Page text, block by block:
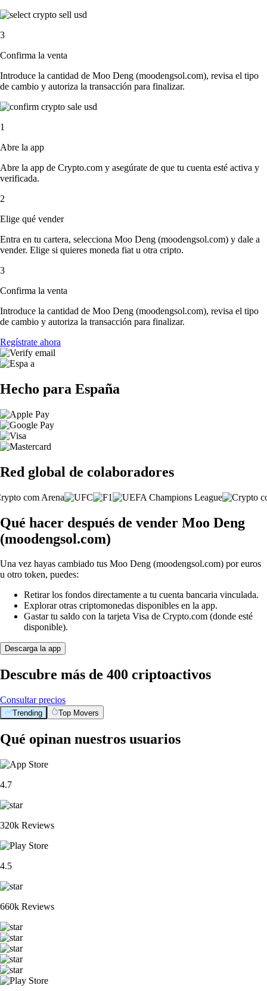
3
Confirma la venta
Introduce la cantidad de Moo Deng (moodengsol.com), revisa el tipo
de cambio y autoriza la transacción para finalizar.
1
Abre la app
Abre la app de Crypto.com y asegúrate de que tu cuenta esté activa y
verificada.
2
Elige qué vender
Entra en tu cartera, selecciona Moo Deng (moodengsol.com) y dale a
vender. Elige si quieres moneda fiat u otra cripto.
3
Confirma la venta
Introduce la cantidad de Moo Deng (moodengsol.com), revisa el tipo
de cambio y autoriza la transacción para finalizar.
Regístrate ahora
Hecho para España
Red global de colaboradores
Qué hacer después de vender Moo Deng
(moodengsol.com)
Una vez hayas cambiado tus Moo Deng (moodengsol.com) por euros
u otro token, puedes:
Retirar los fondos directamente a tu cuenta bancaria vinculada.
Explorar otras criptomonedas disponibles en la app.
Gastar tu saldo con la tarjeta Visa de Crypto.com (donde esté
disponible).
Descarga la app
Descubre más de 400 criptoactivos
Consultar precios
Trending Top Movers
Qué opinan nuestros usuarios
4.7
320k Reviews
4.5
660k Reviews